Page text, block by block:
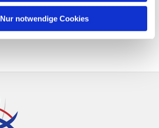
Nur notwendige Cookies